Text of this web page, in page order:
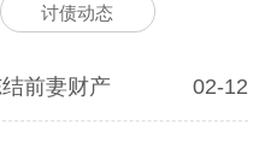
讨债动态
前妻财产 02-12